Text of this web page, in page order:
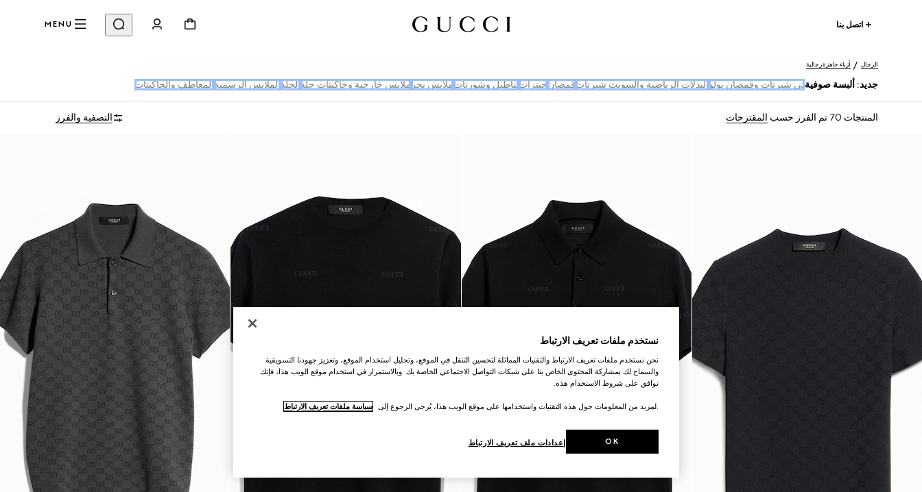
اتصل بنا MENU
الرجال أزياء جاهزة رجالية
جديد: ألبسة صوفية تي شيرتات وقمصان بولو البدلات الرياضية والسويت شيرتات قمصان جينزات بناطيل وشورتات ملابس بحر ملابس خارجية وجاكيتات جلد الجلد الملابس الرسمية المعاطف والجاكيتات
المنتجات 70 تم الفرز حسب المقترحات التصفية والفرز
نستخدم ملفات تعريف الارتباط
نحن نستخدم ملفات تعريف الارتباط والتقنيات المماثلة لتحسين التنقل في الموقع، وتحليل استخدام الموقع، وتعزيز جهودنا التسويقية
والسماح لك بمشاركة المحتوى الخاص بنا على شبكات التواصل الاجتماعي الخاصة بك. وبالاستمرار في استخدام موقع الويب هذا، فإنك
توافق على شروط الاستخدام هذه.
.لمزيد من المعلومات حول هذه التقنيات واستخدامها على موقع الويب هذا، يُرجى الرجوع إلى سياسة ملفات تعريف الارتباط
إعدادات ملف تعريف الارتباط OK